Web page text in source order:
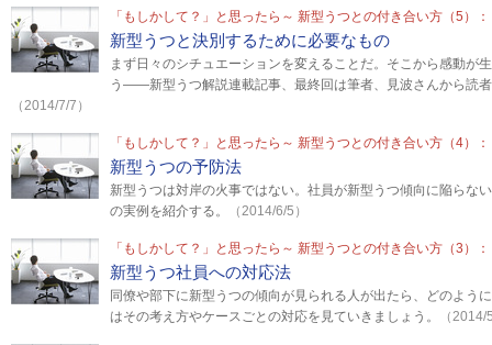
「もしかして？」と思ったら～ 新型うつとの付き合い方（5）：
新型うつと決別するために必要なもの
まず日々のシチュエーションを変えることだ。そこから感動が
う――新型うつ解説連載記事、最終回は筆者、見波さんから読
（2014/7/7）
「もしかして？」と思ったら～ 新型うつとの付き合い方（4）：
新型うつの予防法
新型うつは対岸の火事ではない。社員が新型うつ傾向に陥らな
の実例を紹介する。
（2014/6/5）
「もしかして？」と思ったら～ 新型うつとの付き合い方（3）：
新型うつ社員への対応法
同僚や部下に新型うつの傾向が見られる人が出たら、どのよう
はその考え方やケースごとの対応を見ていきましょう。
（